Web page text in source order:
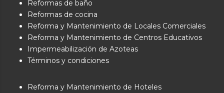
Reformas de baño
Reformas de cocina
Reforma y Mantenimiento de Locales Comerciales
Reforma y Mantenimiento de Centros Educativos
Impermeabilización de Azoteas
Términos y condiciones
Reforma y Mantenimiento de Hoteles